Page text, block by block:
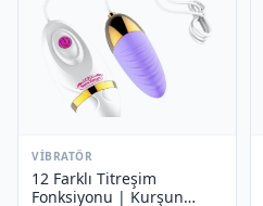
VIBRATÖR
12 Farklı Titreşim
Fonksiyonu | Kurşun